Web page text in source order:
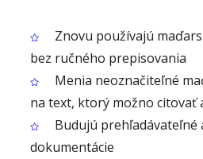
Znovu používajú
bez ručného prepisovania
Menia neoznačiteľné
na text, ktorý možno citovať
Budujú prehľadávateľné
dokumentácie